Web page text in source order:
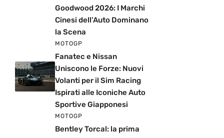
Goodwood 2026: I Marchi
Cinesi dell’Auto Dominano
la Scena
MOTOGP
Fanatec e Nissan
Uniscono le Forze: Nuovi
Volanti per il Sim Racing
Ispirati alle Iconiche Auto
Sportive Giapponesi
MOTOGP
Bentley Torcal: la prima